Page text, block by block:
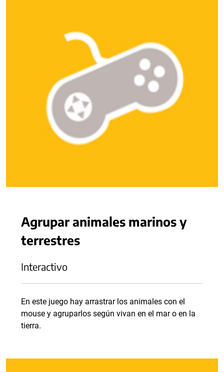
Agrupar animales marinos y
terrestres
Interactivo
En este juego hay arrastrar los animales con el
mouse y agruparlos según vivan en el mar o en la
tierra.